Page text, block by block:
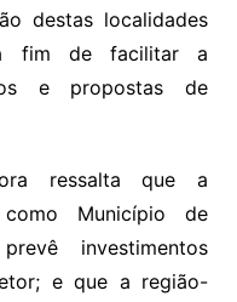
destas localidades
fim de facilitar a
e propostas de
ressalta que a
Município de
investimentos
e que a região-